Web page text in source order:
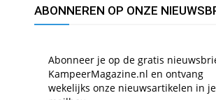
ABONNEREN OP ONZE
Abonneer je op de gratis
KampeerMagazine.nl en ontvang
wekelijks onze nieuwsartikelen in je